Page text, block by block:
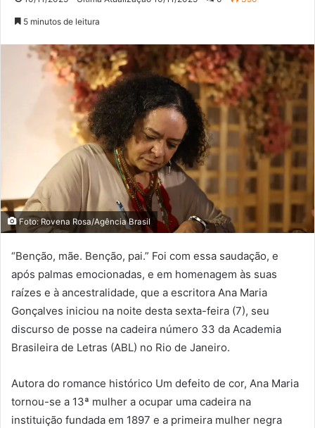
5 minutos de leitura
Foto: Rovena Rosa/Agência Brasil
“Benção, mãe. Benção, pai.” Foi com essa saudação, e
após palmas emocionadas, e em homenagem às suas
raízes e à ancestralidade, que a escritora Ana Maria
Gonçalves iniciou na noite desta sexta-feira (7), seu
discurso de posse na cadeira número 33 da Academia
Brasileira de Letras (ABL) no Rio de Janeiro.
Autora do romance histórico Um defeito de cor, Ana Maria
tornou-se a 13ª mulher a ocupar uma cadeira na
instituição fundada em 1897 e a primeira mulher negra